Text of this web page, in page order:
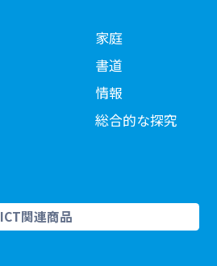
家庭
書道
情報
総合的な探究
ICT関連商品